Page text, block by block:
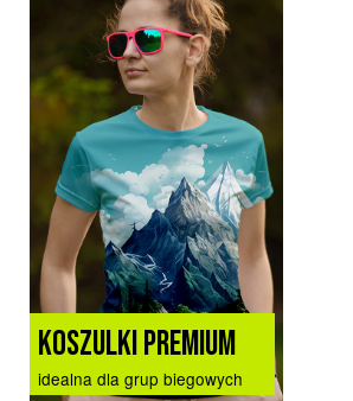
KOSZULKI PREMIUM
idealna dla grup biegowych